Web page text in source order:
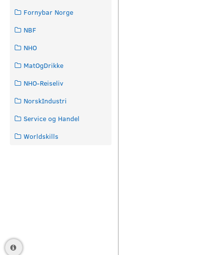
Fornybar Norge
NBF
NHO
MatOgDrikke
NHO-Reiseliv
NorskIndustri
Service og Handel
Worldskills